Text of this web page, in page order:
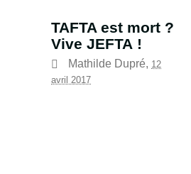
TAFTA est mort ?
Vive JEFTA !
Mathilde Dupré, 12
avril 2017